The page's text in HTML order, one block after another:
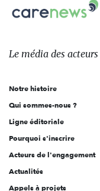
sur:
Carenews,
Le
des
l'engagement
Le média des acteurs
Notre histoire
Qui sommes-nous ?
Ligne éditoriale
Pourquoi s'inscrire
Acteurs de l'engagement
Actualités
Appels à projets